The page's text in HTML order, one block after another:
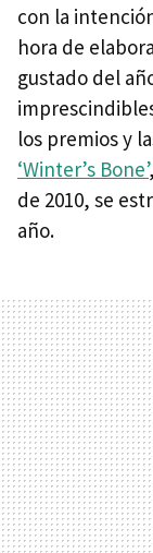
con la
hora de
gustado del
los premios y
‘Winter’s Bone’
de 2010, se
año.